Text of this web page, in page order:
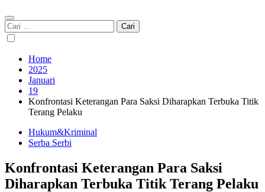
Cari
untuk:
Home
2025
Januari
19
Konfrontasi Keterangan Para Saksi Diharapkan Terbuka Titik
Terang Pelaku
Hukum&Kriminal
Serba Serbi
Konfrontasi Keterangan Para Saksi
Diharapkan Terbuka Titik Terang Pelaku